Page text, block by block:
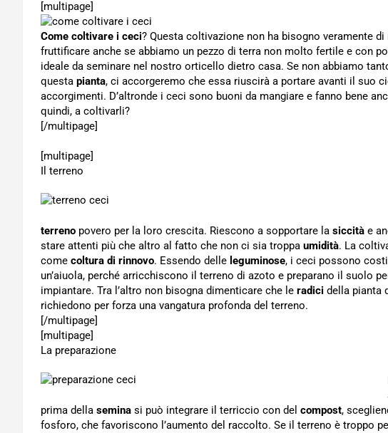
[multipage]
Come coltivare i ceci? Questa coltivazione non ha bisogno veramente
fruttificare anche se abbiamo un pezzo di terra non molto fertile e con
ideale da seminare nel nostro orticello dietro casa. Se non abbiamo
questa pianta, ci accorgeremo che essa riuscirà a portare avanti il suo
accorgimenti. D’altronde i ceci sono buoni da mangiare e fanno bene
quindi, a coltivarli?
[/multipage]
[multipage]
Il terreno
terreno povero per la loro crescita. Riescono a sopportare la siccità e
stare attenti più che altro al fatto che non ci sia troppa umidità. La
come coltura di rinnovo. Essendo delle leguminose, i ceci possono
un’aiuola, perché arricchiscono il terreno di azoto e preparano il suolo
impiantare. Tra l’altro non bisogna dimenticare che le radici della pianta
richiedono per forza una vangatura profonda del terreno.
[/multipage]
[multipage]
La preparazione
prima della semina si può integrare il terriccio con del compost,
fosforo, che favoriscono l’aumento del raccolto. Se il terreno è troppo